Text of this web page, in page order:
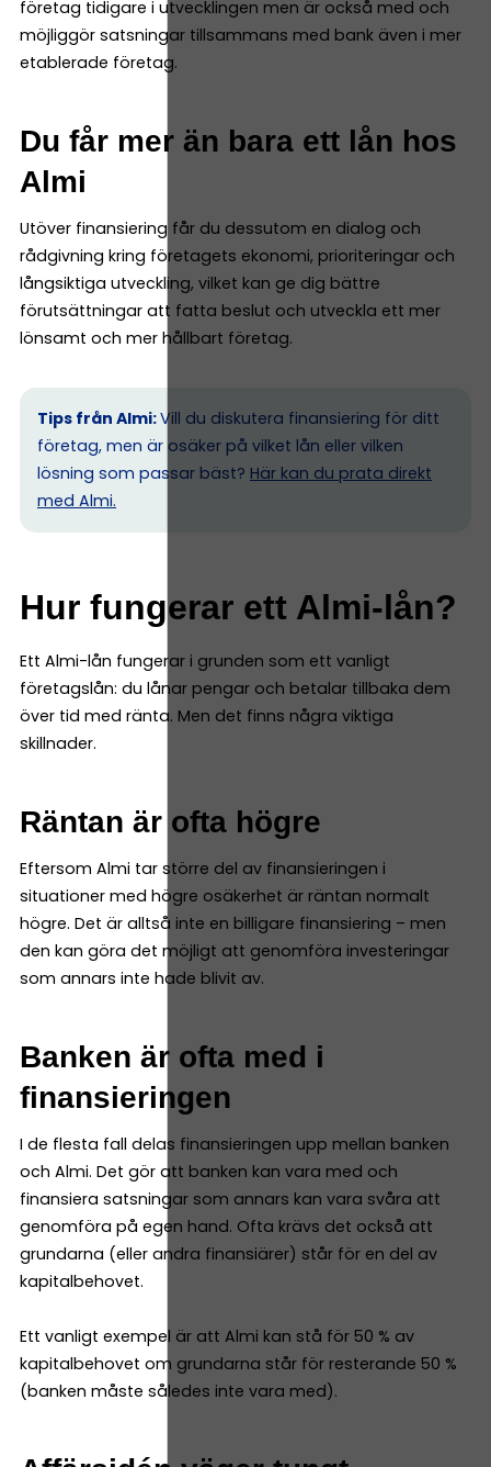
företag tidigare i utvecklingen men är också med och
möjliggör satsningar tillsammans med bank även i mer
etablerade företag.
Du får mer än bara ett lån hos
Almi
Utöver finansiering får du dessutom en dialog och
rådgivning kring företagets ekonomi, prioriteringar och
långsiktiga utveckling, vilket kan ge dig bättre
förutsättningar att fatta beslut och utveckla ett mer
lönsamt och mer hållbart företag.
Tips från Almi:Vill du diskutera finansiering för ditt
företag, men är osäker på vilket lån eller vilken
lösning som passar bäst? Här kan du prata direkt
med Almi.
Hur fungerar ett Almi-lån?
Ett Almi-lån fungerar i grunden som ett vanligt
företagslån: du lånar pengar och betalar tillbaka dem
över tid med ränta. Men det finns några viktiga
skillnader.
Räntan är ofta högre
Eftersom Almi tar större del av finansieringen i
situationer med högre osäkerhet är räntan normalt
högre. Det är alltså inte en billigare finansiering – men
den kan göra det möjligt att genomföra investeringar
som annars inte hade blivit av.
Banken är ofta med i
finansieringen
I de flesta fall delas finansieringen upp mellan banken
och Almi. Det gör att banken kan vara med och
finansiera satsningar som annars kan vara svåra att
genomföra på egen hand. Ofta krävs det också att
grundarna (eller andra finansiärer) står för en del av
kapitalbehovet.
Ett vanligt exempel är att Almi kan stå för 50 % av
kapitalbehovet om grundarna står för resterande 50 %
(banken måste således inte vara med).